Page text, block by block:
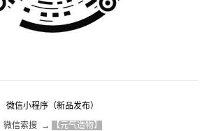
微信小程序（新品发布）
微信索搜  → 【元气造物】